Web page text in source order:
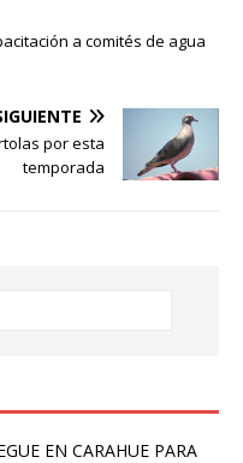
a comités de agua
por esta
temporada
EN CARAHUE PARA